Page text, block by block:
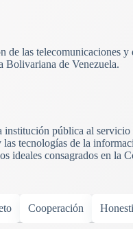
de las telecomunicaciones
Bolivariana de Venezuela.
pública al
las tecnologías de la
ideales consagrados en
Cooperación